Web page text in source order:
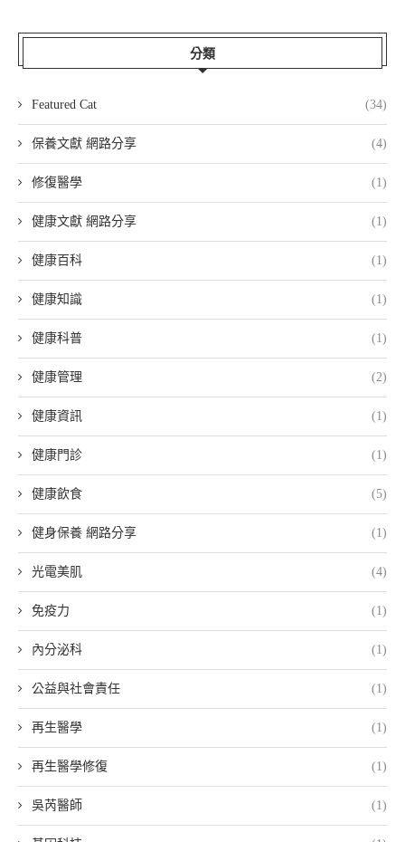
分類
Featured Cat (34)
保養文獻 網路分享 (4)
修復醫學 (1)
健康文獻 網路分享 (1)
健康百科 (1)
健康知識 (1)
健康科普 (1)
健康管理 (2)
健康資訊 (1)
健康門診 (1)
健康飲食 (5)
健身保養 網路分享 (1)
光電美肌 (4)
免疫力 (1)
內分泌科 (1)
公益與社會責任 (1)
再生醫學 (1)
再生醫學修復 (1)
吳芮醫師 (1)